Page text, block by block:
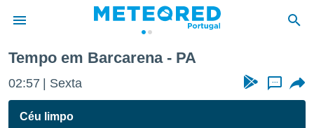
da
foi
Tempo em Barcarena - PA
02:57 Sexta ...
Céu limpo